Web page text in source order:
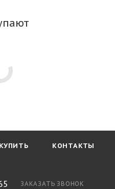
КОНТАКТЫ
ЗАКАЗАТЬ ЗВОНОК